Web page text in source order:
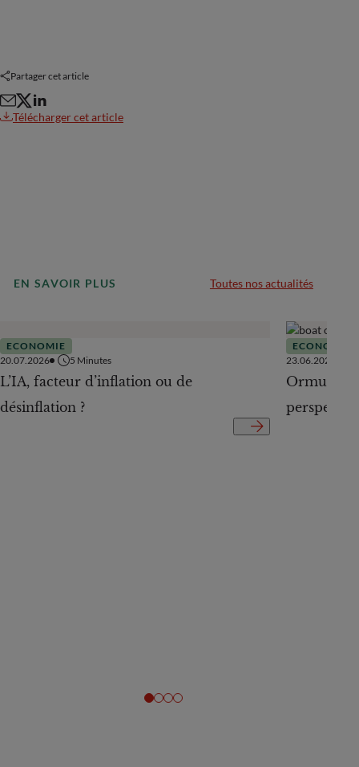
Partager cet article
Télécharger cet article
EN SAVOIR PLUS Toutes nos actualités
ECONOMIE
20.07.2026
5 Minutes
L’IA, facteur d’inflation ou de
désinflation ?
ECONOMIE
23.06.2026
Ormuz